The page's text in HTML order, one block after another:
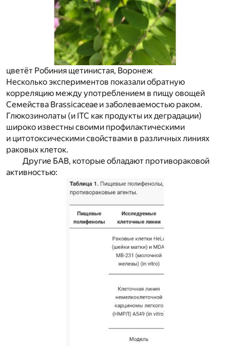
цветёт Робиния щетинистая, Воронеж
Несколько экспериментов показали обратную
корреляцию между употреблением в пищу овощей
Семейства Brassicaceae и заболеваемостью раком.
Глюкозинолаты (и ITC как продукты их деградации)
широко известны своими профилактическими
и цитотоксическими свойствами в различных линиях
раковых клеток.
Другие БАВ, которые обладают противораковой
активностью: